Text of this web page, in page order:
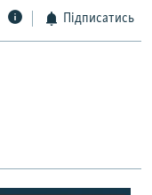
Підписатись